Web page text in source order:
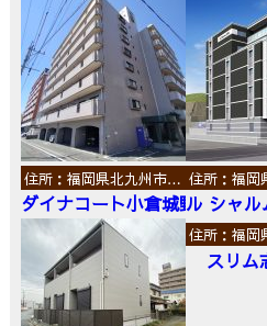
住所：福岡県北九州市…
ダイナコート小倉城野
住所：福
ル シャル
住所：福
スリム